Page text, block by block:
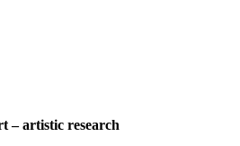
– artistic research